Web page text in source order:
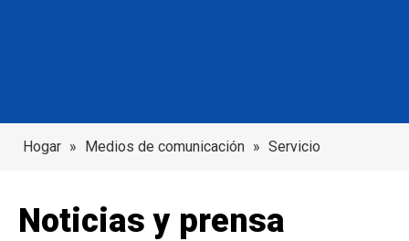
Hogar » Medios de comunicación » Servicio
Noticias y prensa